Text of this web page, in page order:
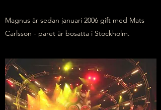
Magnus är sedan januari 2006 gift med Mats
Carlsson - paret är bosatta i Stockholm.